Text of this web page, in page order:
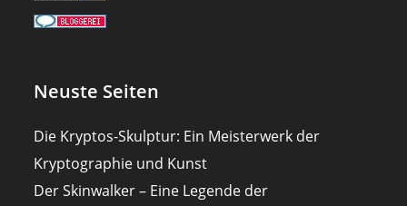
Neuste Seiten
Die Kryptos-Skulptur: Ein Meisterwerk der
Kryptographie und Kunst
Der Skinwalker – Eine Legende der